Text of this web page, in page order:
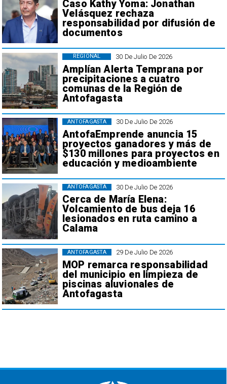
Caso Kathy Yoma: Jonathan
Velásquez rechaza
responsabilidad por difusión de
documentos
30 De Julio De 2026
Amplían Alerta Temprana por
precipitaciones a cuatro
comunas de la Región de
Antofagasta
REGIONAL
30 De Julio De 2026
AntofaEmprende anuncia 15
proyectos ganadores y más de
$130 millones para proyectos en
educación y medioambiente
ANTOFAGASTA
30 De Julio De 2026
Cerca de María Elena:
Volcamiento de bus deja 16
lesionados en ruta camino a
Calama
ANTOFAGASTA
29 De Julio De 2026
MOP remarca responsabilidad
del municipio en limpieza de
piscinas aluvionales de
Antofagasta
ANTOFAGASTA